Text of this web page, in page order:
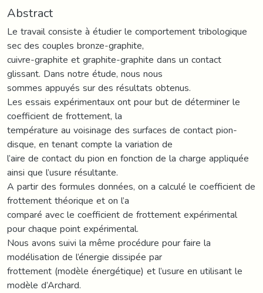
Abstract
Le travail consiste à étudier le comportement tribologique
sec des couples bronze-graphite,
cuivre-graphite et graphite-graphite dans un contact
glissant. Dans notre étude, nous nous
sommes appuyés sur des résultats obtenus.
Les essais expérimentaux ont pour but de déterminer le
coefficient de frottement, la
température au voisinage des surfaces de contact pion-
disque, en tenant compte la variation de
l’aire de contact du pion en fonction de la charge appliquée
ainsi que l’usure résultante.
A partir des formules données, on a calculé le coefficient de
frottement théorique et on l’a
comparé avec le coefficient de frottement expérimental
pour chaque point expérimental.
Nous avons suivi la même procédure pour faire la
modélisation de l’énergie dissipée par
frottement (modèle énergétique) et l’usure en utilisant le
modèle d’Archard.